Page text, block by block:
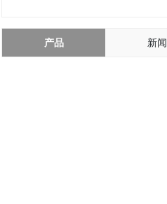
产品 新闻